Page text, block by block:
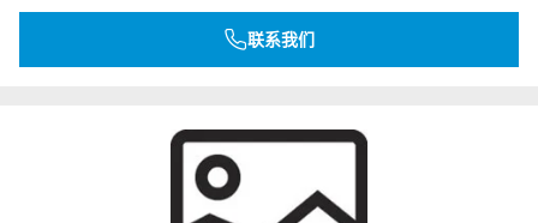
联系我们